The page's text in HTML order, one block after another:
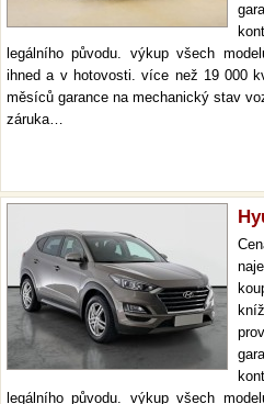
legálního původu. výkup všech
ihned a v hotovosti. více než 19 000
měsíců garance na mechanický stav
záruka…
legálního původu. výkup všech